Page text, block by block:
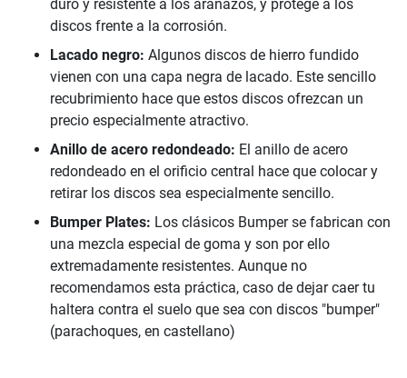
duro y resistente a los arañazos, y protege a los
discos frente a la corrosión.
Lacado negro: Algunos discos de hierro fundido
vienen con una capa negra de lacado. Este sencillo
recubrimiento hace que estos discos ofrezcan un
precio especialmente atractivo.
Anillo de acero redondeado: El anillo de acero
redondeado en el orificio central hace que colocar y
retirar los discos sea especialmente sencillo.
Bumper Plates: Los clásicos Bumper se fabrican con
una mezcla especial de goma y son por ello
extremadamente resistentes. Aunque no
recomendamos esta práctica, caso de dejar caer tu
haltera contra el suelo que sea con discos "bumper"
(parachoques, en castellano)